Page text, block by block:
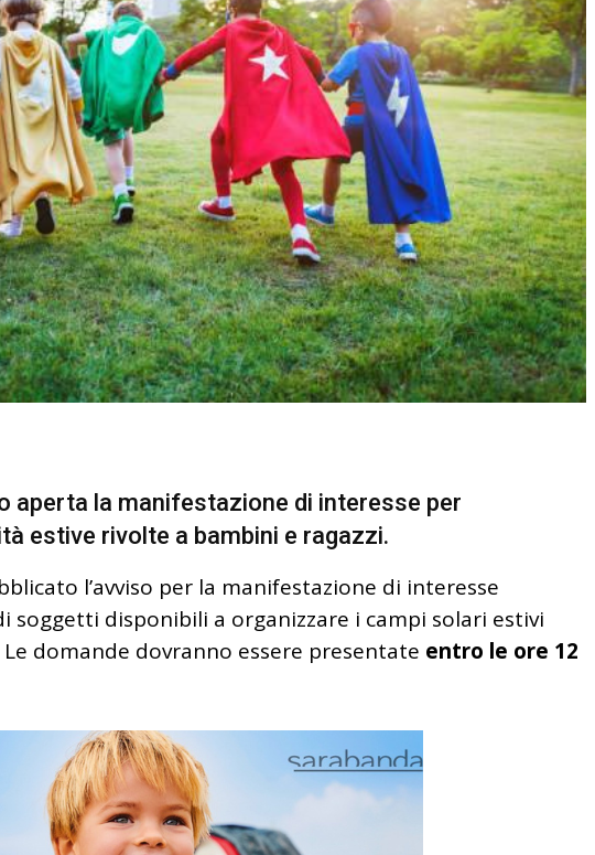
aperta la manifestazione di interesse per
estive rivolte a bambini e ragazzi.
l’avviso per la manifestazione di interesse
soggetti disponibili a organizzare i campi solari estivi
domande dovranno essere presentate entro le ore 12